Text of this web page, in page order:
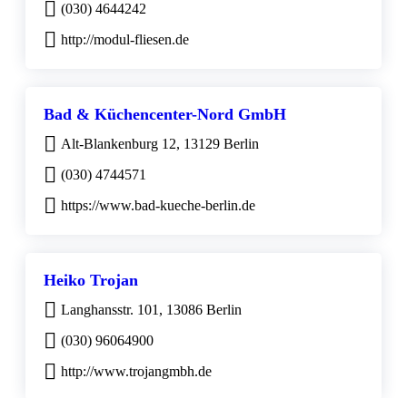
(030) 4644242
http://modul-fliesen.de
Bad & Küchencenter-Nord GmbH
Alt-Blankenburg 12, 13129 Berlin
(030) 4744571
https://www.bad-kueche-berlin.de
Heiko Trojan
Langhansstr. 101, 13086 Berlin
(030) 96064900
http://www.trojangmbh.de